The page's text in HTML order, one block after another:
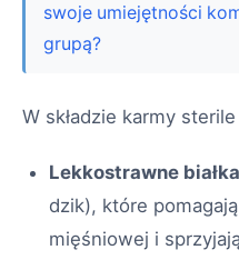
swoje umiejętności
grupą?
W składzie karmy
Lekkostrawne białka
dzik), które
mięśniowej i